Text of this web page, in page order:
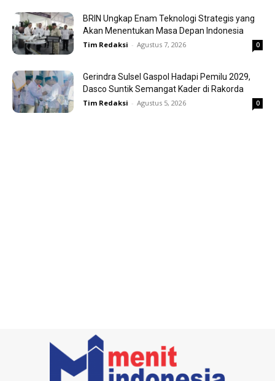
BRIN Ungkap Enam Teknologi Strategis yang
Akan Menentukan Masa Depan Indonesia
Tim Redaksi - Agustus 7, 2026 0
Gerindra Sulsel Gaspol Hadapi Pemilu 2029,
Dasco Suntik Semangat Kader di Rakorda
Tim Redaksi - Agustus 5, 2026 0